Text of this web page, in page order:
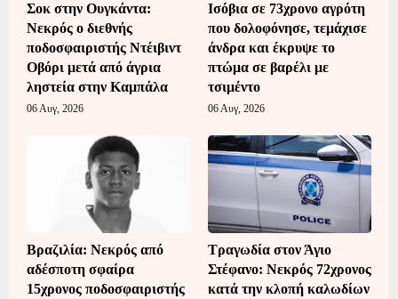
Σοκ στην Ουγκάντα:
Νεκρός ο διεθνής
ποδοσφαιριστής Ντέιβιντ
Οβόρι μετά από άγρια
ληστεία στην Καμπάλα
06 Αυγ, 2026
Ισόβια σε 73χρονο αγρότη
που δολοφόνησε, τεμάχισε
άνδρα και έκρυψε το
πτώμα σε βαρέλι με
τσιμέντο
06 Αυγ, 2026
Βραζιλία: Νεκρός από
αδέσποτη σφαίρα
15χρονος ποδοσφαιριστής
Τραγωδία στον Άγιο
Στέφανο: Νεκρός 72χρονος
κατά την κλοπή καλωδίων